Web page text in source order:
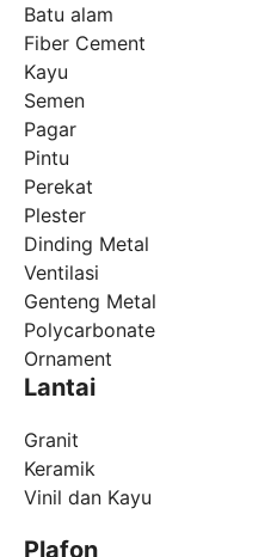
Batu alam
Fiber Cement
Kayu
Semen
Pagar
Pintu
Perekat
Plester
Dinding Metal
Ventilasi
Genteng Metal
Polycarbonate
Ornament
Lantai
Granit
Keramik
Vinil dan Kayu
Plafon